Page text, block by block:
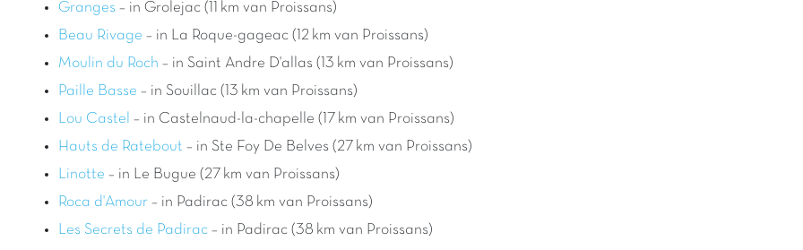
Granges – in Grolejac (11 km van Proissans)
Beau Rivage – in La Roque-gageac (12 km van Proissans)
Moulin du Roch – in Saint Andre D'allas (13 km van Proissans)
Paille Basse – in Souillac (13 km van Proissans)
Lou Castel – in Castelnaud-la-chapelle (17 km van Proissans)
Hauts de Ratebout – in Ste Foy De Belves (27 km van Proissans)
Linotte – in Le Bugue (27 km van Proissans)
Roca d'Amour – in Padirac (38 km van Proissans)
Les Secrets de Padirac – in Padirac (38 km van Proissans)